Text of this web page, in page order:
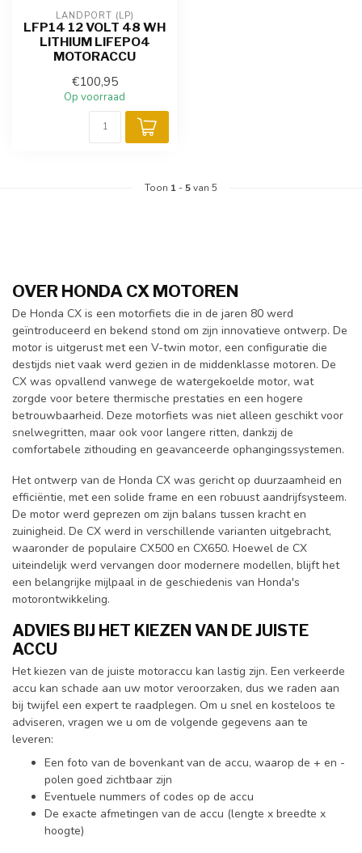
LANDPORT (LP)
LFP14 12 VOLT 48 WH
LITHIUM LIFEPO4
MOTORACCU
€100,95
Op voorraad
Toon 1 -5van 5
OVER HONDA CX MOTOREN
De Honda CX is een motorfiets die in de jaren 80 werd
geïntroduceerd en bekend stond om zijn innovatieve ontwerp. De
motor is uitgerust met een V-twin motor, een configuratie die
destijds niet vaak werd gezien in de middenklasse motoren. De
CX was opvallend vanwege de watergekoelde motor, wat
zorgde voor betere thermische prestaties en een hogere
betrouwbaarheid. Deze motorfiets was niet alleen geschikt voor
snelwegritten, maar ook voor langere ritten, dankzij de
comfortabele zithouding en geavanceerde ophangingssystemen.
Het ontwerp van de Honda CX was gericht op duurzaamheid en
efficiëntie, met een solide frame en een robuust aandrijfsysteem.
De motor werd geprezen om zijn balans tussen kracht en
zuinigheid. De CX werd in verschillende varianten uitgebracht,
waaronder de populaire CX500 en CX650. Hoewel de CX
uiteindelijk werd vervangen door modernere modellen, blijft het
een belangrijke mijlpaal in de geschiedenis van Honda's
motorontwikkeling.
ADVIES BIJ HET KIEZEN VAN DE JUISTE
ACCU
Het kiezen van de juiste motoraccu kan lastig zijn. Een verkeerde
accu kan schade aan uw motor veroorzaken, dus we raden aan
bij twijfel een expert te raadplegen. Om u snel en kosteloos te
adviseren, vragen we u om de volgende gegevens aan te
leveren:
Een foto van de bovenkant van de accu, waarop de + en -
polen goed zichtbaar zijn
Eventuele nummers of codes op de accu
De exacte afmetingen van de accu (lengte x breedte x
hoogte)